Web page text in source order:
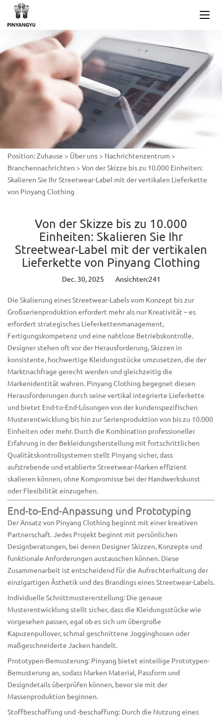
Position:Zuhause > Über uns > Nachrichtenzentrum >
Branchennachrichten > Von der Skizze bis zu 10.000 Einheiten:
Skalieren Sie Ihr Streetwear-Label mit der vertikalen Lieferkette
von Pinyang Clothing
Von der Skizze bis zu 10.000
Einheiten: Skalieren Sie Ihr
Streetwear-Label mit der vertikalen
Lieferkette von Pinyang Clothing
Dec. 30, 2025 Ansichten:241
Die Skalierung eines Streetwear-Labels vom Konzept bis zur
Großserienproduktion erfordert mehr als nur Kreativität – es
erfordert strategisches Lieferkettenmanagement,
Fertigungskompetenz und eine nahtlose Betriebskontrolle.
Designer stehen oft vor der Herausforderung, Skizzen in
konsistente, hochwertige Kleidungsstücke umzusetzen, die der
Marktnachfrage gerecht werden und gleichzeitig die
Markenidentität wahren. Pinyang Clothing begegnet diesen
Herausforderungen durch seine vertikal integrierte Lieferkette
und bietet End-to-End-Lösungen von der kundenspezifischen
Musterentwicklung bis hin zur Serienproduktion von bis zu 10.000
Einheiten oder mehr. Durch die Kombination professioneller
Erfahrung in der Bekleidungsherstellung mit fortschrittlichen
Qualitätskontrollsystemen stellt Pinyang sicher, dass
aufstrebende und etablierte Streetwear-Marken effizient
skalieren können, ohne Kompromisse bei der Handwerkskunst
oder Flexibilität einzugehen.
End-to-End-Anpassung und Prototyping
Der Ansatz von Pinyang Clothing beginnt mit einer kreativen
Partnerschaft. Jedes Projekt beginnt mit persönlichen
Designberatungen, bei denen Designer Skizzen, Konzepte und
funktionale Anforderungen austauschen können. Diese
Zusammenarbeit ist entscheidend für die Aufrechterhaltung der
einzigartigen Ästhetik und des Brandings eines Streetwear-Labels.
Individuelle Schnittmustererstellung: Die genaue
Musterentwicklung stellt sicher, dass die Kleidungsstücke wie
vorgesehen passen, egal ob es sich um übergroße
Kapuzenpullover, schmal geschnittene Jogginghosen oder
maßgeschneiderte Jacken handelt.
Prototypen-Bemusterung: Pinyang bietet einteilige Prototypen-
Bemusterung an, sodass Marken Material, Passform und
Designdetails überprüfen können, bevor sie mit der
Massenproduktion beginnen.
Stoffbeschaffung und -beschaffung: Durch die Nutzung eines